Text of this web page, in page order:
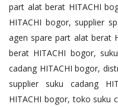
part alat berat HITACHI
HITACHI bogor, supplier
agen spare part alat berat
berat HITACHI bogor,
cadang HITACHI bogor,
supplier suku cadang
HITACHI bogor, toko suku